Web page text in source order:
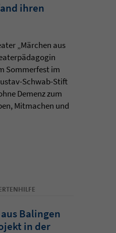
ihren
„Märchen aus
Sommerfest im
Schwab-Stift
Demenz zum
Mitmachen und
Balingen
in der